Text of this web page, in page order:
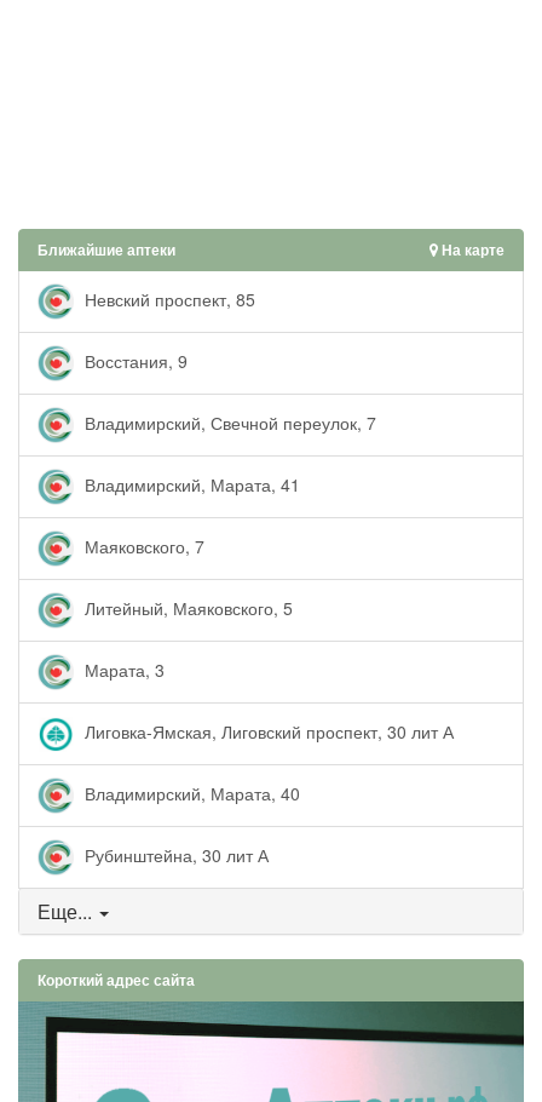
Ближайшие аптеки На карте
Невский проспект, 85
Восстания, 9
Владимирский, Свечной переулок, 7
Владимирский, Марата, 41
Маяковского, 7
Литейный, Маяковского, 5
Марата, 3
Лиговка-Ямская, Лиговский проспект, 30 лит А
Владимирский, Марата, 40
Рубинштейна, 30 лит А
Еще...
Короткий адрес сайта